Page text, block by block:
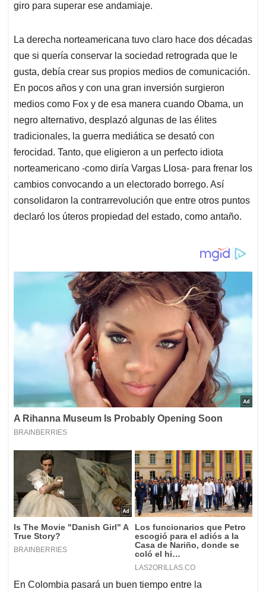
giro para superar ese andamiaje.
La derecha norteamericana tuvo claro hace dos décadas
que si quería conservar la sociedad retrograda que le
gusta, debía crear sus propios medios de comunicación.
En pocos años y con una gran inversión surgieron
medios como Fox y de esa manera cuando Obama, un
negro alternativo, desplazó algunas de las élites
tradicionales, la guerra mediática se desató con
ferocidad. Tanto, que eligieron a un perfecto idiota
norteamericano -como diría Vargas Llosa- para frenar los
cambios convocando a un electorado borrego. Así
consolidaron la contrarrevolución que entre otros puntos
declaró los úteros propiedad del estado, como antaño.
En Colombia pasará un buen tiempo entre la